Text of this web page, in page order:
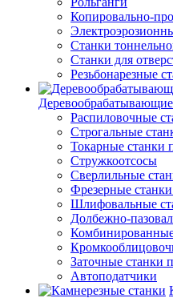
Копировально-
Станки
Станки для
Резьбонарезные
Распиловочные
Строгальные
Токарные станки
Стружкоотсосы
Сверлильные
Фрезерные
Шлифовальные
Долбежно-
Заточные станки
Автоподатчики